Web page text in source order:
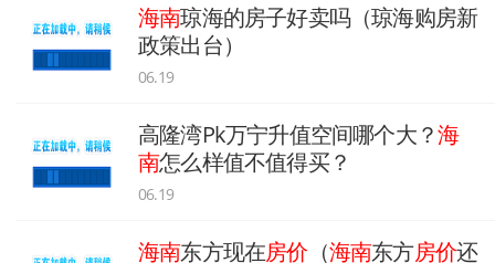
海南琼海的房子好卖吗（琼海购房新
政策出台）
06.19
高隆湾Pk万宁升值空间哪个大？海
南怎么样值不值得买？
06.19
海南东方现在房价 （海南东方房价还